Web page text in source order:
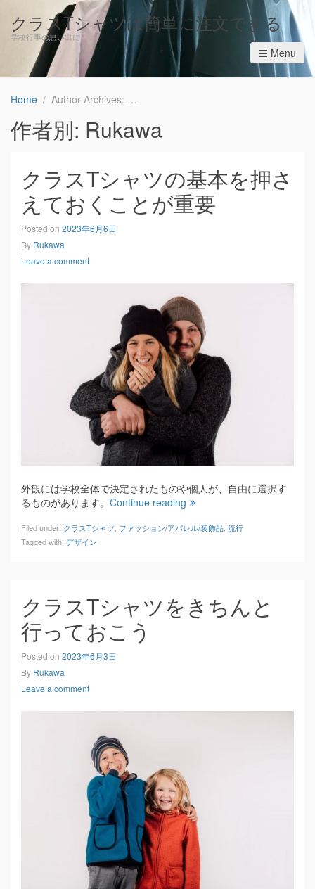
クラスTシャツは簡単に注文できる
学校行事の思い出に
Menu
Home Author Archives: Rukawa
作者別: Rukawa
クラスTシャツの基本を押さ
えておくことが重要
Posted on 2023年6月6日
By Rukawa
Leave a comment
外観には学校全体で決定されたものや個人が、自由に選択す
るものがあります。 Continue reading
Filed under: クラスTシャツ, ファッション/アパレル/装飾品, 流行
Tagged with: デザイン
クラスTシャツをきちんと
行っておこう
Posted on 2023年6月3日
By Rukawa
Leave a comment